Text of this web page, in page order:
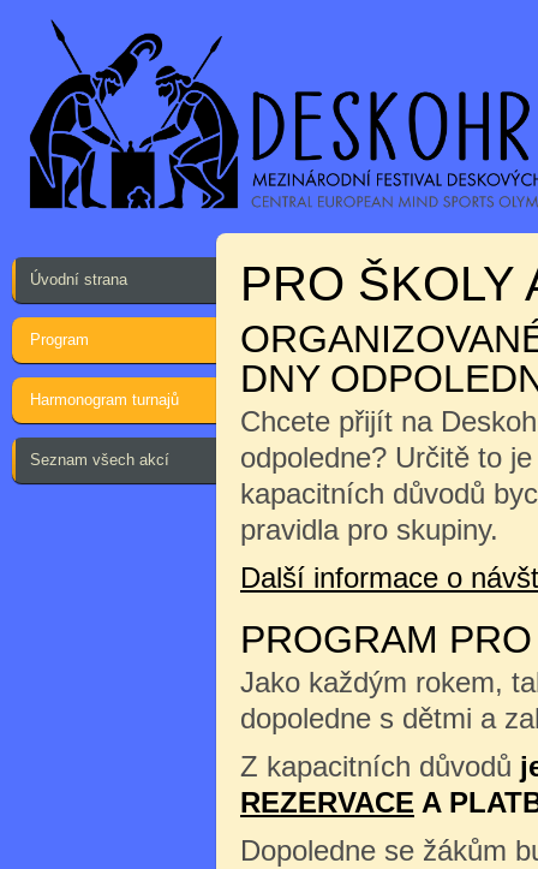
Úvodní strana
Program
Harmonogram turnajů
Seznam všech akcí
PRO ŠKOLY
DNY
Chcete přijít na
odpoledne? Určitě to
kapacitních důvodů
pravidla pro skupiny.
Další informace o
PROGRAM
Jako každým rokem,
dopoledne s dětmi a
Z kapacitních důvodů
REZERVACE A
Dopoledne se žákům